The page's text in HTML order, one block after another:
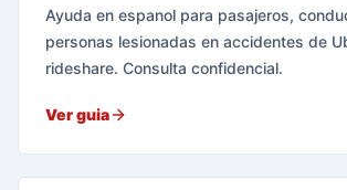
Ayuda en espanol para pasajeros,
personas lesionadas en accidentes de
rideshare. Consulta confidencial.
Ver guia